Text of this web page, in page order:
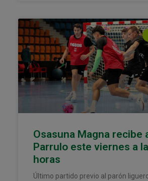
Osasuna Magna recibe
Parrulo este viernes a
horas
Último partido previo al parón